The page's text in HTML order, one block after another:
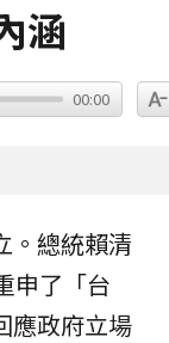
涵
00:00
。總統賴清
申了「台
應政府立場